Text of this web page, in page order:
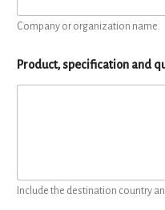
Company or organization name.
Product, specification and
Include the destination country